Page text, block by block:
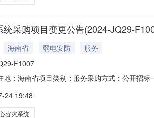
统采购项目变更公告(2024-JQ29-
海南省 弱电安防
服务
F1007
地：海南省项目类别：服务采购方式：公开招
项目实施经理具有PMP证书或同等项目管理师
件申领
24 19:48
容灾系统